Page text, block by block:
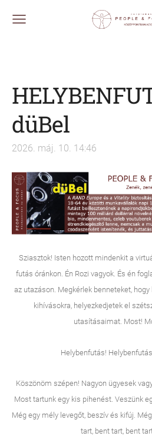
düBel
2026. máj. 10. 14:46
Sziasztok! Isten hozott mindenkit a
futás óránkon. Én Rozi vagyok. És én
az utazáson. Megkérlek benneteket,
kihívásokra, helyezkedjetek el
utasításaimat. Most!
Helybenfutás!
Köszönöm szépen! Nagyon ügyesek
Most tartunk egy kis pihenést. Veszünk
Még egy mély levegőt, beszív és kifúj.
tart, bent tart, bent